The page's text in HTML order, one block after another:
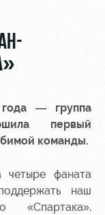
— группа
первый
команды.
четыре фаната
наш
«Спартака».